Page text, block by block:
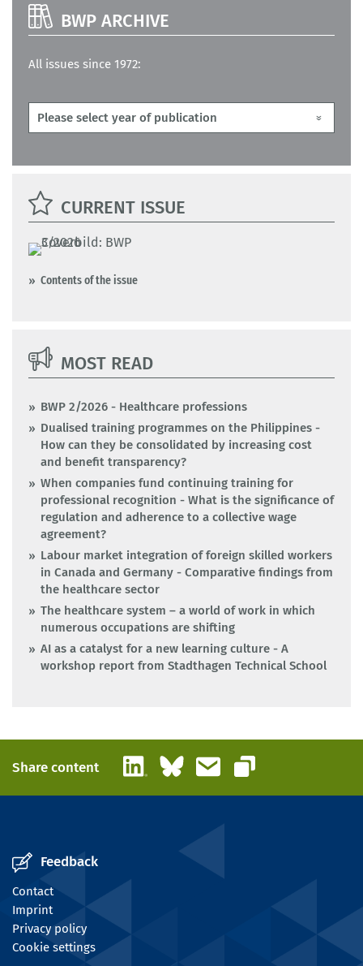
BWP ARCHIVE
All issues since 1972:
CURRENT ISSUE
Contents of the issue
MOST READ
BWP 2/2026 - Healthcare professions
Dualised training programmes on the Philippines -
How can they be consolidated by increasing cost
and benefit transparency?
When companies fund continuing training for
professional recognition - What is the significance of
regulation and adherence to a collective wage
agreement?
Labour market integration of foreign skilled workers
in Canada and Germany - Comparative findings from
the healthcare sector
The healthcare system – a world of work in which
numerous occupations are shifting
AI as a catalyst for a new learning culture - A
workshop report from Stadthagen Technical School
Share content LinkedInBlueskyEmail
Copy link
Feedback
Contact
Imprint
Privacy policy
Cookie settings